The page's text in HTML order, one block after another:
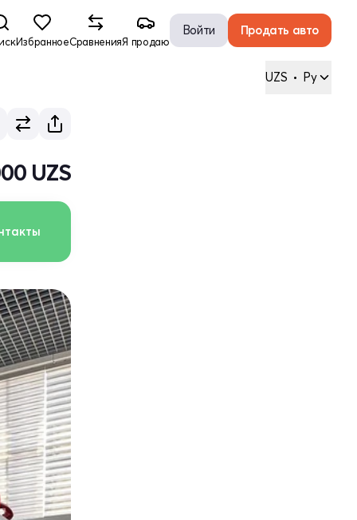
ИзбранноеСравненияЯ продаю
Войти Продать авто
UZS • Ру
UZS